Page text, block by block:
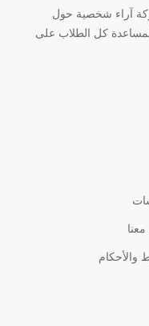
آراء شخصية حول
كل الطلاب على
والأحكام